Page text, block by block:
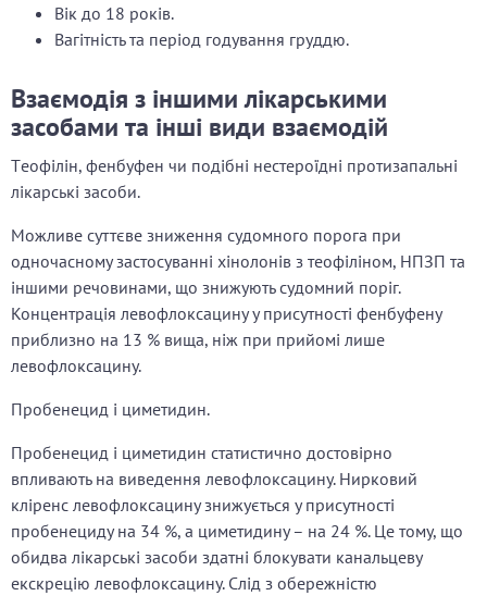
Вік до 18 років.
Вагітність та період годування груддю.
Взаємодія з іншими лікарськими
засобами та інші види взаємодій
Tеофілін, фенбуфен чи подібні нестероїдні протизапальні
лікарські засоби.
Можливе суттєве зниження судомного порога при
одночасному застосуванні хінолонів з теофіліном, НПЗП та
іншими речовинами, що знижують судомний поріг.
Концентрація левофлоксацину у присутності фенбуфену
приблизно на 13 % вища, ніж при прийомі лише
левофлоксацину.
Пробенецид і циметидин.
Пробенецид і циметидин статистично достовірно
впливають на виведення левофлоксацину. Нирковий
кліренс левофлоксацину знижується у присутності
пробенециду на 34 %, а циметидину – на 24 %. Це тому, що
обидва лікарські засоби здатні блокувати канальцеву
екскрецію левофлоксацину. Слід з обережністю